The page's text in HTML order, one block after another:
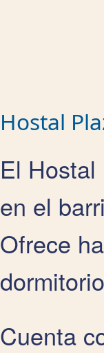
Hostal
El
en el
Ofrece
Cuenta